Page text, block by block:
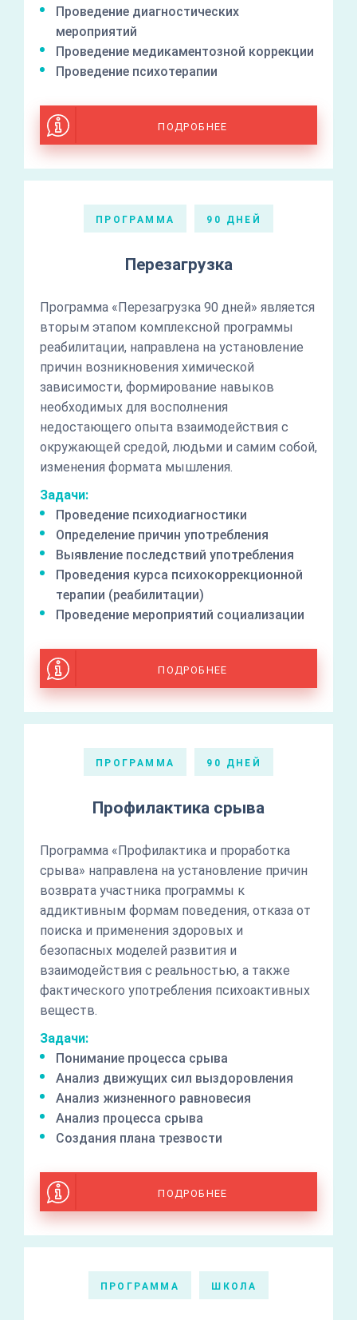
Проведение диагностических
мероприятий
Проведение медикаментозной коррекции
Проведение психотерапии
ПОДРОБНЕЕ
ПРОГРАММА 90 ДНЕЙ
Перезагрузка
Программа «Перезагрузка 90 дней» является
вторым этапом комплексной программы
реабилитации, направлена на установление
причин возникновения химической
зависимости, формирование навыков
необходимых для восполнения
недостающего опыта взаимодействия с
окружающей средой, людьми и самим собой,
изменения формата мышления.
Задачи:
Проведение психодиагностики
Определение причин употребления
Выявление последствий употребления
Проведения курса психокоррекционной
терапии (реабилитации)
Проведение мероприятий социализации
ПОДРОБНЕЕ
ПРОГРАММА 90 ДНЕЙ
Профилактика срыва
Программа «Профилактика и проработка
срыва» направлена на установление причин
возврата участника программы к
аддиктивным формам поведения, отказа от
поиска и применения здоровых и
безопасных моделей развития и
взаимодействия с реальностью, а также
фактического употребления психоактивных
веществ.
Задачи:
Понимание процесса срыва
Анализ движущих сил выздоровления
Анализ жизненного равновесия
Анализ процесса срыва
Создания плана трезвости
ПОДРОБНЕЕ
ПРОГРАММА ШКОЛА